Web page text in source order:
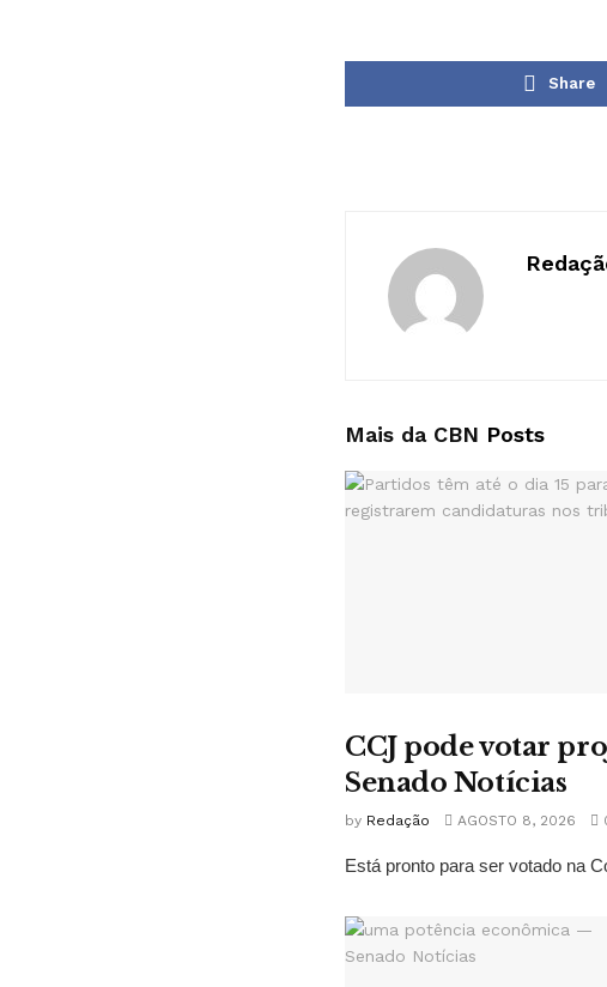
Share
Mais da CBN Posts
CCJ pode votar
Senado Notícias
by Redação AGOSTO 8, 2026
Está pronto para ser votado na